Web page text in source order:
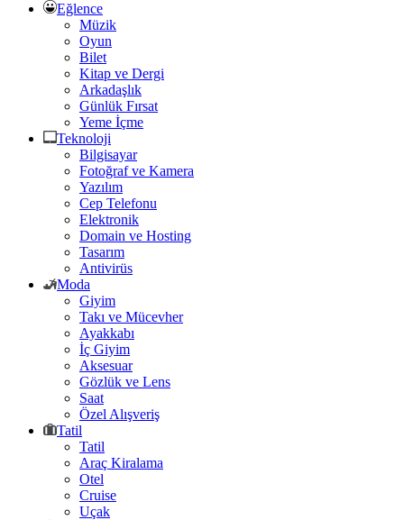
Eğlence
Müzik
Oyun
Bilet
Kitap ve Dergi
Arkadaşlık
Günlük Fırsat
Yeme İçme
Teknoloji
Bilgisayar
Fotoğraf ve Kamera
Yazılım
Cep Telefonu
Elektronik
Domain ve Hosting
Tasarım
Antivirüs
Moda
Giyim
Takı ve Mücevher
Ayakkabı
İç Giyim
Aksesuar
Gözlük ve Lens
Saat
Özel Alışveriş
Tatil
Tatil
Araç Kiralama
Otel
Cruise
Uçak